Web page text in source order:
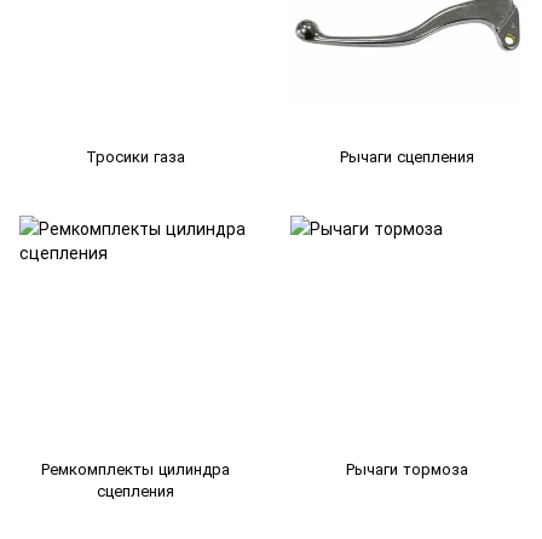
Тросики газа Рычаги сцепления
Ремкомплекты цилиндра
сцепления
Рычаги тормоза